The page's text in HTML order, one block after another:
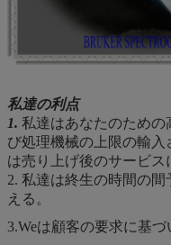
私達の利点
1. 私達はあなたのための
び処理機械の上限の輸
は売り上げ後のサービス
2. 私達は終生の時間の
える。
3.Weは顧客の要求に基